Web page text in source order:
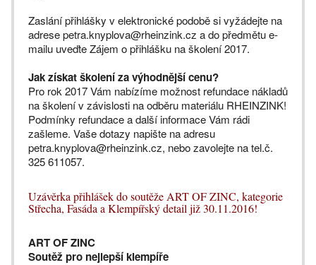
Zaslání přihlášky v elektronické podobě si vyžádejte na
adrese petra.knyplova@rheinzink.cz a do předmětu e-
mailu uveďte Zájem o přihlášku na školení 2017.
Jak získat školení za výhodnější cenu?
Pro rok 2017 Vám nabízíme možnost refundace nákladů
na školení v závislosti na odběru materiálu RHEINZINK!
Podmínky refundace a další informace Vám rádi
zašleme. Vaše dotazy napište na adresu
petra.knyplova@rheinzink.cz, nebo zavolejte na tel.č.
325 611057.
Uzávěrka přihlášek do soutěže ART OF ZINC, kategorie
Střecha, Fasáda a Klempířský detail již 30.11.2016!
ART OF ZINC
Soutěž pro nejlepší klempíře